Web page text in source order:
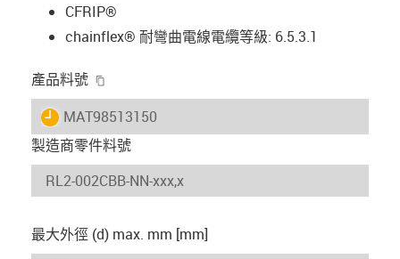
CFRIP®
chainflex® 耐彎曲電線電纜等級: 6.5.3.1
產品料號
igus-icon-lieferzeit
MAT98513150
製造商零件料號
最大外徑 (d) max. mm [mm]